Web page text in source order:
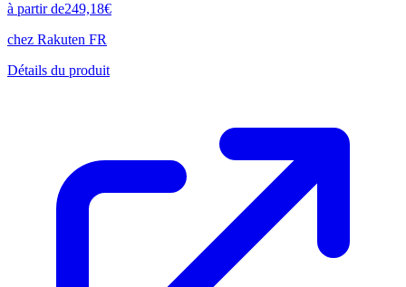
à partir de249,18€
chez Rakuten FR
Détails du produit